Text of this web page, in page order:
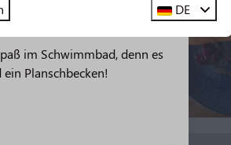
Einrichtungen werden
im Schwimmbad, denn es
ein Planschbecken!
DE